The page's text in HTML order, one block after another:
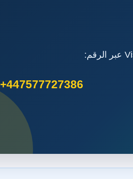
+447577727386